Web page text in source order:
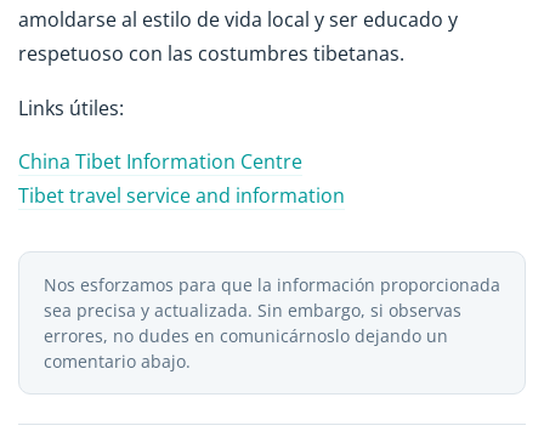
amoldarse al estilo de vida local y ser educado y
respetuoso con las costumbres tibetanas.
Links útiles:
China Tibet Information Centre
Tibet travel service and information
Nos esforzamos para que la información proporcionada
sea precisa y actualizada. Sin embargo, si observas
errores, no dudes en comunicárnoslo dejando un
comentario abajo.